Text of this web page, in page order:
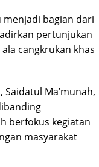
menjadi bagian dari
pertunjukan
cangkrukan khas
Saidatul Ma’munah,
berfokus kegiatan
masyarakat